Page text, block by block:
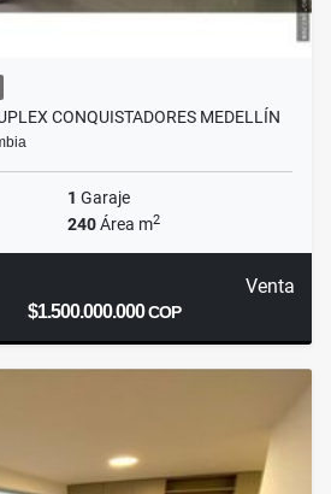
CONQUISTADORES MEDELLÍN
1 Garaje
240Área m2
Venta
$1.500.000.000COP